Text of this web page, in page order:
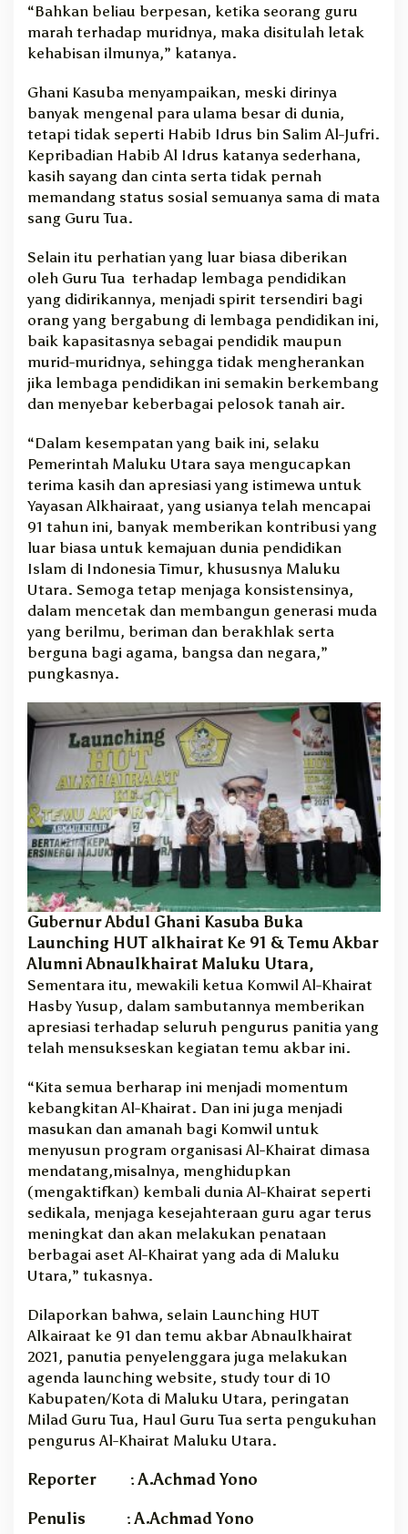
“Bahkan beliau berpesan, ketika seorang guru
marah terhadap muridnya, maka disitulah letak
kehabisan ilmunya,” katanya.
Ghani Kasuba menyampaikan, meski dirinya
banyak mengenal para ulama besar di dunia,
tetapi tidak seperti Habib Idrus bin Salim Al-Jufri.
Kepribadian Habib Al Idrus katanya sederhana,
kasih sayang dan cinta serta tidak pernah
memandang status sosial semuanya sama di mata
sang Guru Tua.
Selain itu perhatian yang luar biasa diberikan
oleh Guru Tua terhadap lembaga pendidikan
yang didirikannya, menjadi spirit tersendiri bagi
orang yang bergabung di lembaga pendidikan ini,
baik kapasitasnya sebagai pendidik maupun
murid-muridnya, sehingga tidak mengherankan
jika lembaga pendidikan ini semakin berkembang
dan menyebar keberbagai pelosok tanah air.
“Dalam kesempatan yang baik ini, selaku
Pemerintah Maluku Utara saya mengucapkan
terima kasih dan apresiasi yang istimewa untuk
Yayasan Alkhairaat, yang usianya telah mencapai
91 tahun ini, banyak memberikan kontribusi yang
luar biasa untuk kemajuan dunia pendidikan
Islam di Indonesia Timur, khususnya Maluku
Utara. Semoga tetap menjaga konsistensinya,
dalam mencetak dan membangun generasi muda
yang berilmu, beriman dan berakhlak serta
berguna bagi agama, bangsa dan negara,”
pungkasnya.
Gubernur Abdul Ghani Kasuba Buka
Launching HUT alkhairat Ke 91 & Temu Akbar
Alumni Abnaulkhairat Maluku Utara,
Sementara itu, mewakili ketua Komwil Al-Khairat
Hasby Yusup, dalam sambutannya memberikan
apresiasi terhadap seluruh pengurus panitia yang
telah mensukseskan kegiatan temu akbar ini.
“Kita semua berharap ini menjadi momentum
kebangkitan Al-Khairat. Dan ini juga menjadi
masukan dan amanah bagi Komwil untuk
menyusun program organisasi Al-Khairat dimasa
mendatang,misalnya, menghidupkan
(mengaktifkan) kembali dunia Al-Khairat seperti
sedikala, menjaga kesejahteraan guru agar terus
meningkat dan akan melakukan penataan
berbagai aset Al-Khairat yang ada di Maluku
Utara,” tukasnya.
Dilaporkan bahwa, selain Launching HUT
Alkairaat ke 91 dan temu akbar Abnaulkhairat
2021, panutia penyelenggara juga melakukan
agenda launching website, study tour di 10
Kabupaten/Kota di Maluku Utara, peringatan
Milad Guru Tua, Haul Guru Tua serta pengukuhan
pengurus Al-Khairat Maluku Utara.
Reporter : A.Achmad Yono
Penulis : A.Achmad Yono